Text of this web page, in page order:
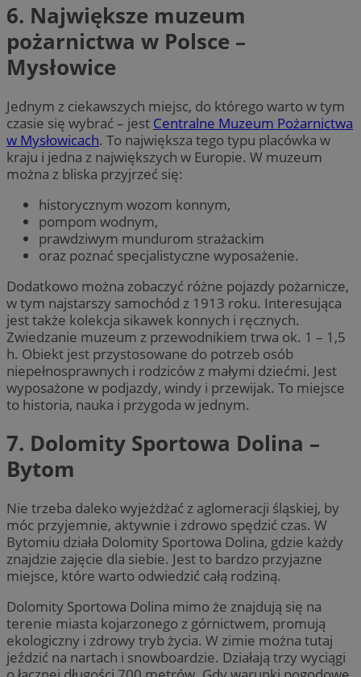
6. Największe muzeum
pożarnictwa w Polsce –
Mysłowice
Jednym z ciekawszych miejsc, do którego warto w tym
czasie się wybrać – jest Centralne Muzeum Pożarnictwa
w Mysłowicach. To największa tego typu placówka w
kraju i jedna z największych w Europie. W muzeum
można z bliska przyjrzeć się:
historycznym wozom konnym,
pompom wodnym,
prawdziwym mundurom strażackim
oraz poznać specjalistyczne wyposażenie.
Dodatkowo można zobaczyć różne pojazdy pożarnicze,
w tym najstarszy samochód z 1913 roku. Interesująca
jest także kolekcja sikawek konnych i ręcznych.
Zwiedzanie muzeum z przewodnikiem trwa ok. 1 – 1,5
h. Obiekt jest przystosowane do potrzeb osób
niepełnosprawnych i rodziców z małymi dziećmi. Jest
wyposażone w podjazdy, windy i przewijak. To miejsce
to historia, nauka i przygoda w jednym.
7. Dolomity Sportowa Dolina –
Bytom
Nie trzeba daleko wyjeżdżać z aglomeracji śląskiej, by
móc przyjemnie, aktywnie i zdrowo spędzić czas. W
Bytomiu działa Dolomity Sportowa Dolina, gdzie każdy
znajdzie zajęcie dla siebie. Jest to bardzo przyjazne
miejsce, które warto odwiedzić całą rodziną.
Dolomity Sportowa Dolina mimo że znajdują się na
terenie miasta kojarzonego z górnictwem, promują
ekologiczny i zdrowy tryb życia. W zimie można tutaj
jeździć na nartach i snowboardzie. Działają trzy wyciągi